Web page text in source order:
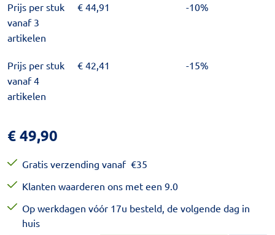
Prijs per stuk
vanaf 3
artikelen
€ 44,91 -10%
Prijs per stuk
vanaf 4
artikelen
€ 42,41 -15%
€49,90
Gratis verzending vanaf €35
Klanten waarderen ons met een 9.0
Op werkdagen vóór 17u besteld, de volgende dag in
huis